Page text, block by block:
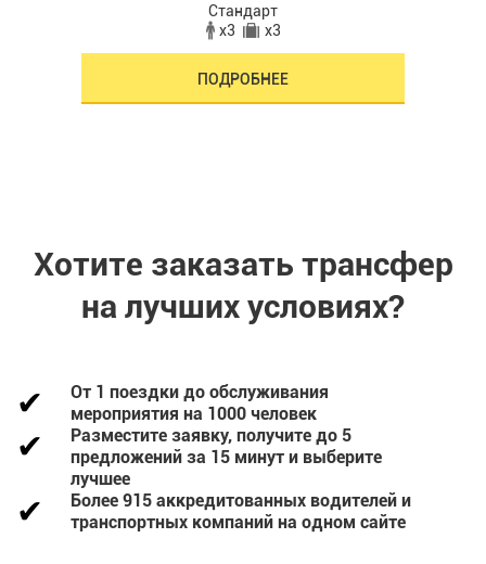
Стандарт
x3
x3
ПОДРОБНЕЕ
Хотите заказать трансфер
на лучших условиях?
От 1 поездки до обслуживания
мероприятия на 1000 человек
Разместите заявку, получите до 5
предложений за 15 минут и выберите
лучшее
Более 915 аккредитованных водителей и
транспортных компаний на одном сайте